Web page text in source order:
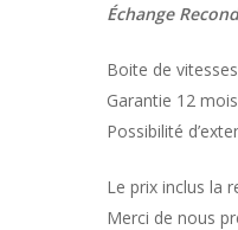
Échange
Boite de
Garantie 12
Possibilité
Le prix inclus la
Merci de nous